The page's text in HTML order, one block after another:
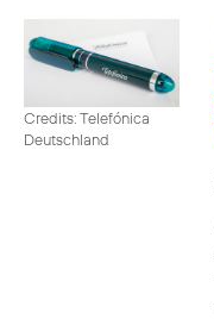
Credits: Telefónica
Deutschland